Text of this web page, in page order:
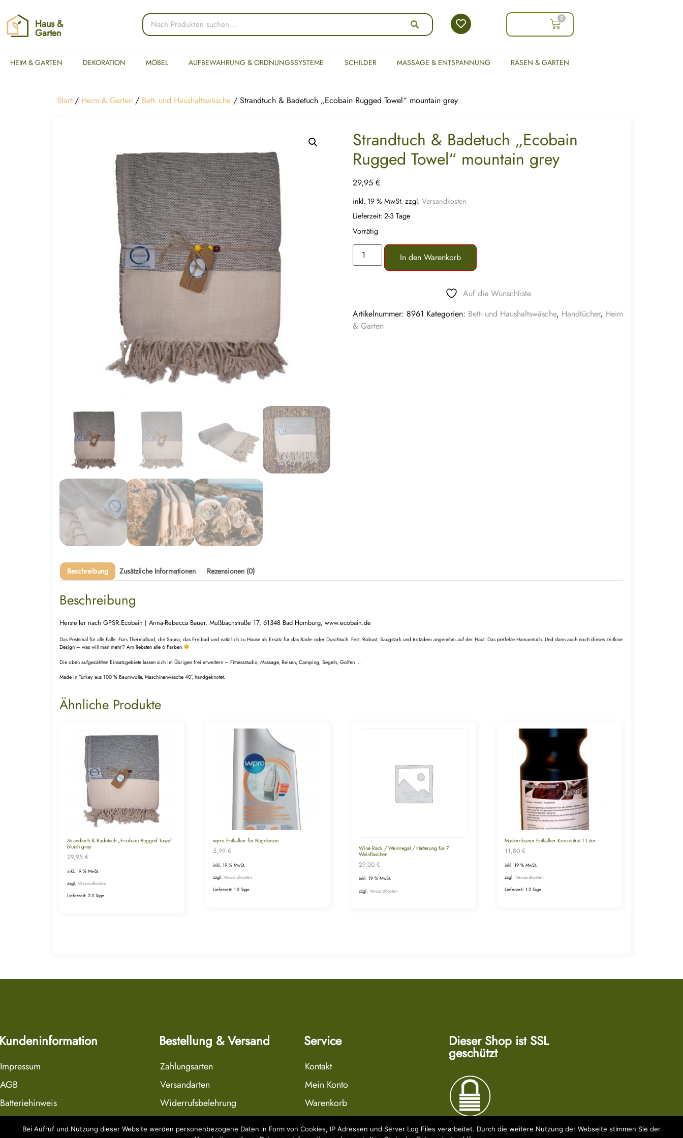
Haus &
Garten
0
HEIM & GARTEN DEKORATION MÖBEL AUFBEWAHRUNG & ORDNUNGSSYSTEME SCHILDER MASSAGE & ENTSPANNUNG RASEN & GARTEN
Start / Heim & Garten / Bett- und Haushaltswäsche / Strandtuch & Badetuch „Ecobain Rugged Towel“ mountain grey
Strandtuch & Badetuch „Ecobain
Rugged Towel“ mountain grey
29,95€
inkl. 19 % MwSt. zzgl.Versandkosten
Lieferzeit:2-3 Tage
Vorrätig
In den Warenkorb
Auf die Wunschliste
Artikelnummer: 8961 Kategorien: Bett- und Haushaltswäsche, Handtücher, Heim
& Garten
Beschreibung Zusätzliche Informationen Rezensionen (0)
Beschreibung
Hersteller nach GPSR:Ecobain | Anna-Rebecca Bauer, Mußbachstraße 17, 61348 Bad Homburg, www.ecobain.de
Das Pestemal für alle Fälle: Fürs Thermalbad, die Sauna, das Freibad und natürlich zu Hause als Ersatz für das Bade- oder Duschtuch. Fest, Robust, Saugstark und trotzdem angenehm auf der Haut. Das perfekte Hamamtuch. Und dann auch noch dieses zeitlose
Design – was will man mehr? Am liebsten alle 6 Farben
Die oben aufgezählten Einsatzgebiete lassen sich im Übrigen frei erweitern – Fitnessstudio, Massage, Reisen, Camping, Segeln, Golfen …
Made in Turkey aus 100 % Baumwolle, Maschinenwäsche 40°, handgeknotet.
Ähnliche Produkte
Strandtuch & Badetuch „Ecobain Rugged Towel“
bluish grey
29,95 €
inkl. 19 % MwSt.
zzgl. Versandkosten
Lieferzeit: 2-3 Tage
wpro Entkalker für Bügeleisen
5,99 €
inkl. 19 % MwSt.
zzgl. Versandkosten
Lieferzeit: 1-2 Tage
Wine Rack / Weinregal / Halterung für 7
Weinflaschen
29,00 €
inkl. 19 % MwSt.
zzgl. Versandkosten
Mastercleaner Entkalker Konzentrat 1 Liter
11,80 €
inkl. 19 % MwSt.
zzgl. Versandkosten
Lieferzeit: 1-2 Tage
Impressum
AGB
Batteriehinweis
Bestellung & Versand
Zahlungsarten
Versandarten
Widerrufsbelehrung
Service
Kontakt
Mein Konto
Warenkorb
Dieser Shop ist SSL
geschützt
Bei Aufruf und Nutzung dieser Website werden personenbezogene Daten in Form von Cookies, IP Adressen und Server Log Files verarbeitet. Durch die weitere Nutzung der Webseite stimmen Sie der